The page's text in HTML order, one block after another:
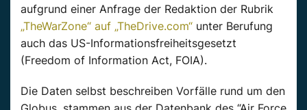
aufgrund einer Anfrage der Redaktion der Rubrik
„TheWarZone“ auf „TheDrive.com“ unter Berufung
auch das US-Informationsfreiheitsgesetzt
(Freedom of Information Act, FOIA).
Die Daten selbst beschreiben Vorfälle rund um den